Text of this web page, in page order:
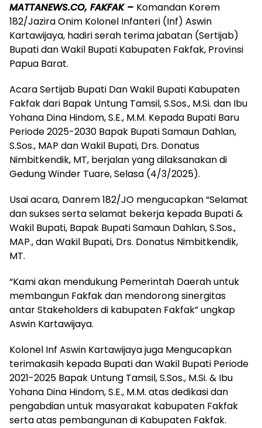
MATTANEWS.CO, FAKFAK – Komandan Korem
182/Jazira Onim Kolonel Infanteri (Inf) Aswin
Kartawijaya, hadiri serah terima jabatan (Sertijab)
Bupati dan Wakil Bupati Kabupaten Fakfak, Provinsi
Papua Barat.
Acara Sertijab Bupati Dan Wakil Bupati Kabupaten
Fakfak dari Bapak Untung Tamsil, S.Sos., M.Si. dan Ibu
Yohana Dina Hindom, S.E., M.M. Kepada Bupati Baru
Periode 2025-2030 Bapak Bupati Samaun Dahlan,
S.Sos., MAP dan Wakil Bupati, Drs. Donatus
Nimbitkendik, MT, berjalan yang dilaksanakan di
Gedung Winder Tuare, Selasa (4/3/2025).
Usai acara, Danrem 182/JO mengucapkan “Selamat
dan sukses serta selamat bekerja kepada Bupati &
Wakil Bupati, Bapak Bupati Samaun Dahlan, S.Sos.,
MAP., dan Wakil Bupati, Drs. Donatus Nimbitkendik,
MT.
“Kami akan mendukung Pemerintah Daerah untuk
membangun Fakfak dan mendorong sinergitas
antar Stakeholders di kabupaten Fakfak” ungkap
Aswin Kartawijaya.
Kolonel Inf Aswin Kartawijaya juga Mengucapkan
terimakasih kepada Bupati dan Wakil Bupati Periode
2021-2025 Bapak Untung Tamsil, S.Sos., M.Si. & Ibu
Yohana Dina Hindom, S.E., M.M. atas dedikasi dan
pengabdian untuk masyarakat kabupaten Fakfak
serta atas pembangunan di Kabupaten Fakfak.